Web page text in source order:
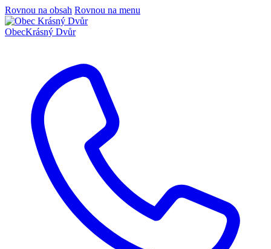
Rovnou na obsah Rovnou na menu
ObecKrásný Dvůr